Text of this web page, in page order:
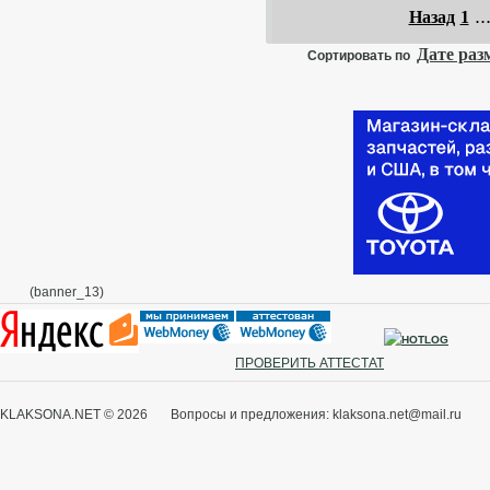
Назад 1
Сортировать по Дате
(banner_13)
ПРОВЕРИТЬ АТТЕСТАТ
KLAKSONA.NET © 2026 Вопросы и предложения: klaksona.net@mail.ru